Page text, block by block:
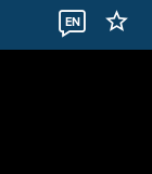
EN